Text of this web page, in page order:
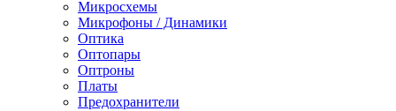
Микросхемы
Микрофоны / Динамики
Оптика
Оптопары
Оптроны
Платы
Предохранители